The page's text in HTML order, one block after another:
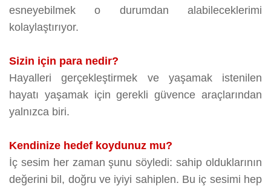
esneyebilmek o durumdan alabileceklerimi
kolaylaştırıyor.
Sizin için para nedir?
Hayalleri gerçekleştirmek ve yaşamak istenilen
hayatı yaşamak için gerekli güvence araçlarından
yalnızca biri.
Kendinize hedef koydunuz mu?
İç sesim her zaman şunu söyledi: sahip olduklarının
değerini bil, doğru ve iyiyi sahiplen. Bu iç sesimi hep